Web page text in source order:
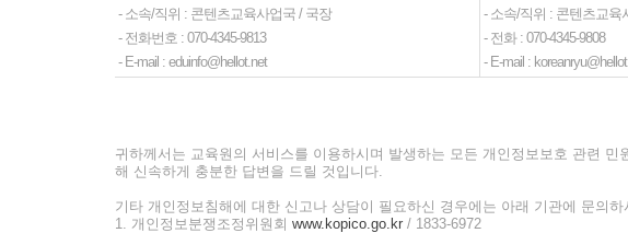
- 소속/직위 : 콘텐츠교육사업국 / 국장
- 전화번호 : 070-4345-9813
- E-mail : eduinfo@hellot.net
- 소속/직위 : 콘텐츠교육
- 전화 : 070-4345-9808
- E-mail :
귀하께서는 교육원의 서비스를 이용하시며 발생하는 모든 개인정보보호 관련
해 신속하게 충분한 답변을 드릴 것입니다.
기타 개인정보침해에 대한 신고나 상담이 필요하신 경우에는 아래 기관에 문의하
1. 개인정보분쟁조정위원회 www.kopico.go.kr/ 1833-6972